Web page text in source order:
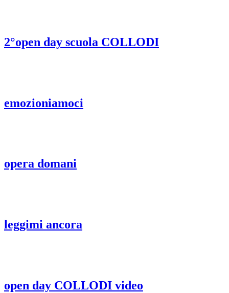
2°open day scuola COLLODI
emozioniamoci
opera domani
leggimi ancora
open day COLLODI video